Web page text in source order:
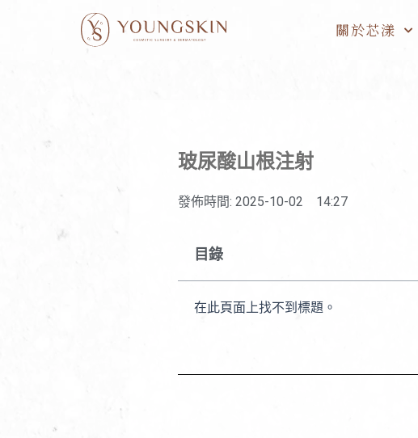
關於芯漾
玻尿酸山根注射
發佈時間: 2025-10-02 14:27
目錄
在此頁面上找不到標題。